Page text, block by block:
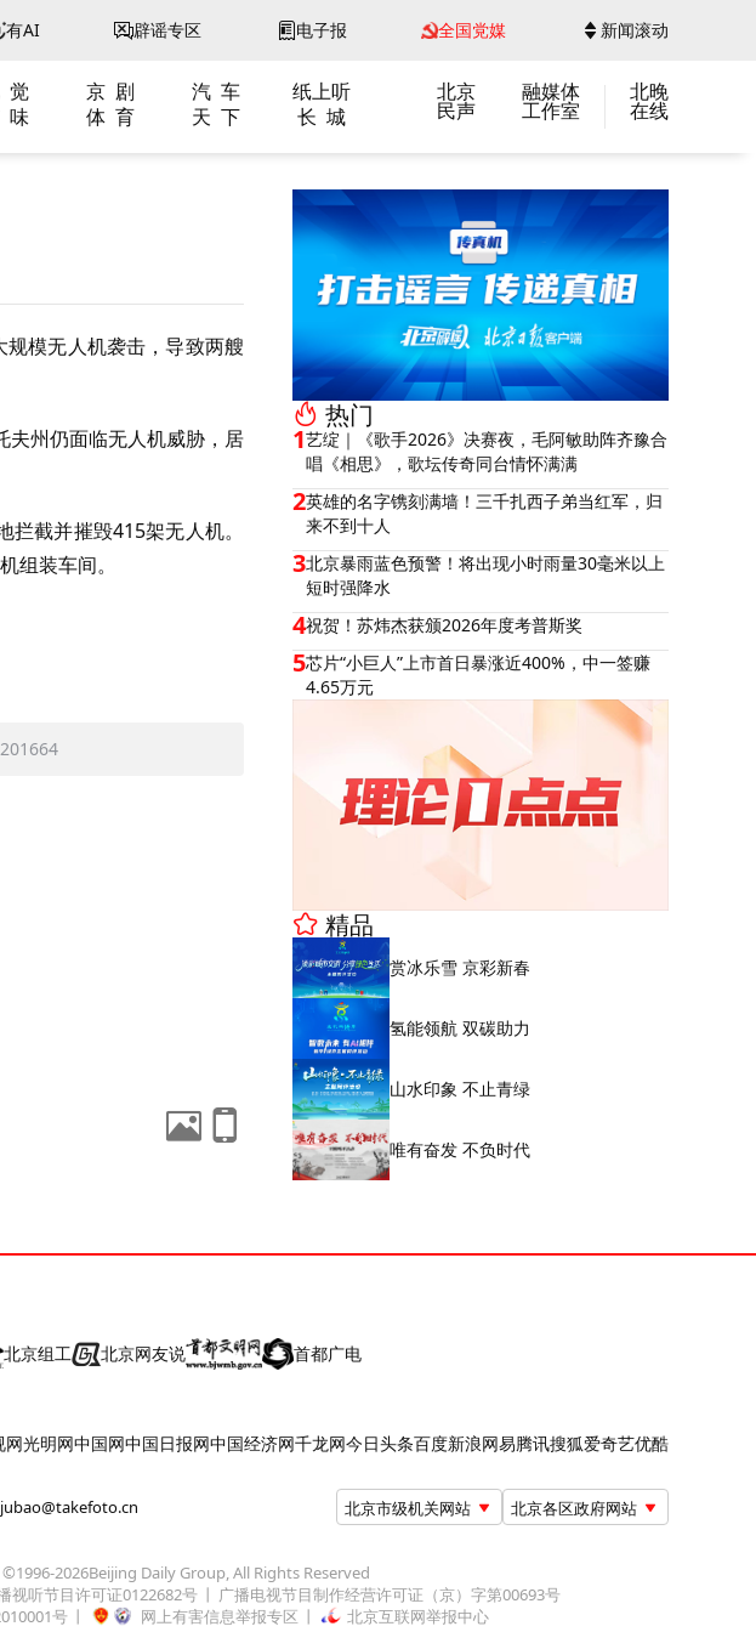
有AI 辟谣专区 电子报 全国党媒 新闻滚动
觉 京 剧 汽 车
纸上听
味 体 育 天 下 长 城
北京
民声
融媒体
工作室
北晚
在线
模无人机袭击，导致两艘
夫州仍面临无人机威胁，居
截并摧毁415架无人机。
组装车间。
热门
1艺绽｜《歌手2026》决赛夜，毛阿敏助阵齐豫合
唱《相思》，歌坛传奇同台情怀满满
2英雄的名字镌刻满墙！三千扎西子弟当红军，归
来不到十人
3北京暴雨蓝色预警！将出现小时雨量30毫米以上
短时强降水
4祝贺！苏炜杰获颁2026年度考普斯奖
5芯片“小巨人”上市首日暴涨近400%，中一签赚
4.65万元
精品
赏冰乐雪 京彩新春
氢能领航 双碳助力
山水印象 不止青绿
唯有奋发 不负时代
北京组工 北京网友说 首都广电
网光明网中国网中国日报网中国经济网千龙网今日头条百度新浪网易腾讯搜狐爱奇艺优酷
北京市级机关网站 北京各区政府网站
2026Beijing Daily Group, All Rights Reserved
视听节目许可证0122682号
广播电视节目制作经营许可证（京）字第00693号
号 网上有害信息举报专区 北京互联网举报中心